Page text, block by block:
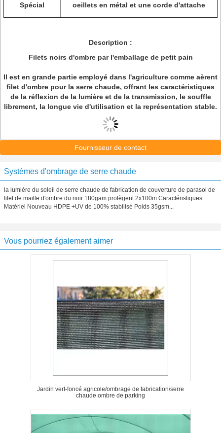
Spécial oeillets en métal et une corde d'attache
Description :
Filets noirs d'ombre par l'emballage de petit pain
Il est en grande partie employé dans l'agriculture comme aèrent
filet d'ombre pour la serre chaude, offrant les caractéristiques
de la réflexion de la lumière et de la transmission, le souffle
librement, la longue vie d'utilisation et la représentation stable.
Fournisseur de contact
Systèmes d'ombrage de serre chaude
la lumière du soleil de serre chaude de fabrication de couverture de parasol de
filet de maille d'ombre du noir 180gam protègent 2x100m Caractéristiques :
Matériel Nouveau HDPE +UV de 100% stabilisé Poids 35gsm...
Vous pourriez également aimer
Jardin vert-foncé agricole/ombrage de fabrication/serre
chaude ombre de parking